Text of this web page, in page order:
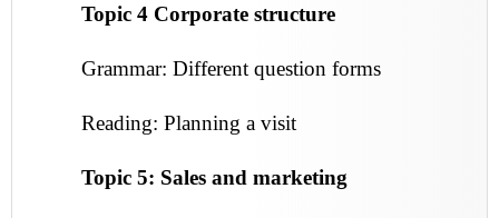
Topic 4 Corporate structure
Grammar: Different question forms
Reading: Planning a visit
Topic 5: Sales and marketing